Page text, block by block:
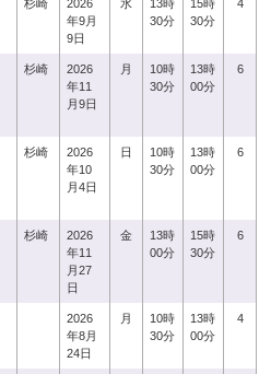
杉崎
2026
年9月
9日
水
13時
30分
15時
30分
4
杉崎
2026
年11
月9日
月
10時
30分
13時
00分
6
杉崎
2026
年10
月4日
日
10時
30分
13時
00分
6
杉崎
2026
年11
月27
日
金
13時
00分
15時
30分
6
2026
年8月
24日
月
10時
30分
13時
00分
4